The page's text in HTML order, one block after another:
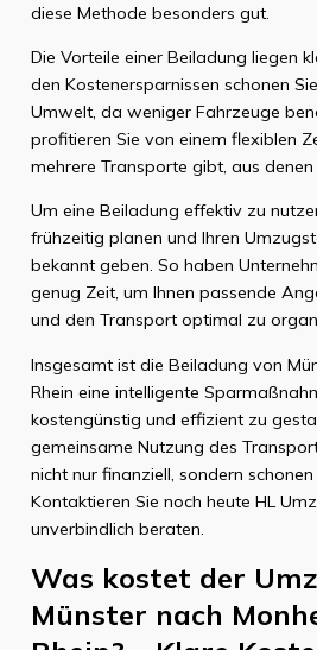
diese Methode besonders gut.
Die Vorteile einer Beiladung liegen
den Kostenersparnissen schonen
Umwelt, da weniger Fahrzeuge
profitieren Sie von einem flexiblen
mehrere Transporte gibt, aus
Um eine Beiladung effektiv zu
frühzeitig planen und Ihren
bekannt geben. So haben
genug Zeit, um Ihnen passende
und den Transport optimal zu
Insgesamt ist die Beiladung von
Rhein eine intelligente
kostengünstig und effizient zu
gemeinsame Nutzung des
nicht nur finanziell, sondern
Kontaktieren Sie noch heute HL
unverbindlich beraten.
Was kostet der
Münster nach